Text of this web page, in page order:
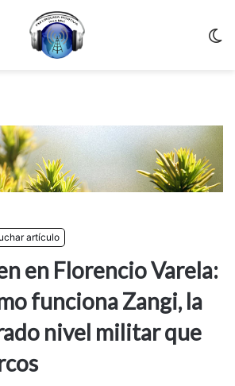
artículo
en Florencio Varela:
funciona Zangi, la
nivel militar que